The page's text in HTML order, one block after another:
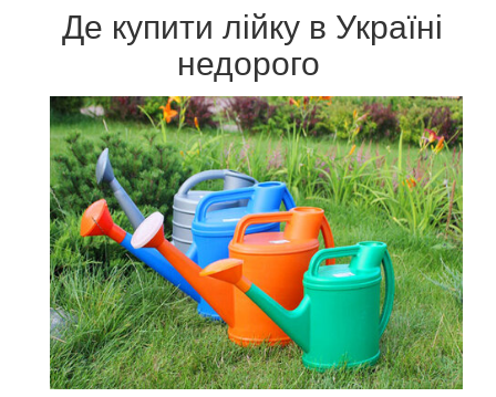
Де купити лійку в Україні
недорого